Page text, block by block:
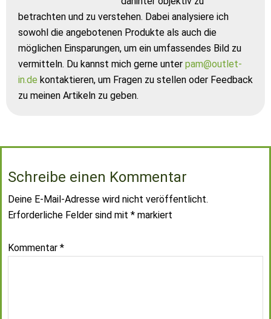
betrachten und zu verstehen. Dabei analysiere ich
sowohl die angebotenen Produkte als auch die
möglichen Einsparungen, um ein umfassendes Bild zu
vermitteln. Du kannst mich gerne unter pam@outlet-
in.de kontaktieren, um Fragen zu stellen oder Feedback
zu meinen Artikeln zu geben.
Schreibe einen Kommentar
Deine E-Mail-Adresse wird nicht veröffentlicht.
Erforderliche Felder sind mit * markiert
Kommentar *